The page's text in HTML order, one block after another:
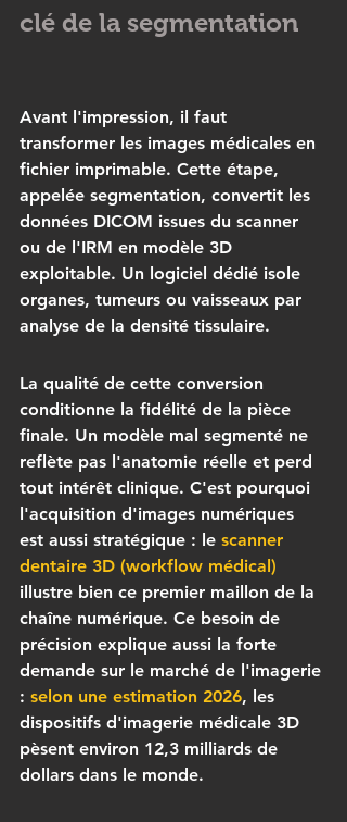
clé de la segmentation
Avant l'impression, il faut
transformer les images médicales en
fichier imprimable. Cette étape,
appelée segmentation, convertit les
données DICOM issues du scanner
ou de l'IRM en modèle 3D
exploitable. Un logiciel dédié isole
organes, tumeurs ou vaisseaux par
analyse de la densité tissulaire.
La qualité de cette conversion
conditionne la fidélité de la pièce
finale. Un modèle mal segmenté ne
reflète pas l'anatomie réelle et perd
tout intérêt clinique. C'est pourquoi
l'acquisition d'images numériques
est aussi stratégique : le scanner
dentaire 3D (workflow médical)
illustre bien ce premier maillon de la
chaîne numérique. Ce besoin de
précision explique aussi la forte
demande sur le marché de l'imagerie
: selon une estimation 2026, les
dispositifs d'imagerie médicale 3D
pèsent environ 12,3 milliards de
dollars dans le monde.